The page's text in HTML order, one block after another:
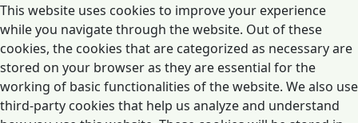
This website uses cookies to improve your experience
while you navigate through the website. Out of these
cookies, the cookies that are categorized as necessary are
stored on your browser as they are essential for the
working of basic functionalities of the website. We also use
third-party cookies that help us analyze and understand